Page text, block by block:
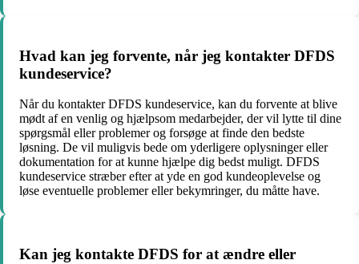
Hvad kan jeg forvente, når jeg kontakter DFDS
kundeservice?
Når du kontakter DFDS kundeservice, kan du forvente at blive
mødt af en venlig og hjælpsom medarbejder, der vil lytte til dine
spørgsmål eller problemer og forsøge at finde den bedste
løsning. De vil muligvis bede om yderligere oplysninger eller
dokumentation for at kunne hjælpe dig bedst muligt. DFDS
kundeservice stræber efter at yde en god kundeoplevelse og
løse eventuelle problemer eller bekymringer, du måtte have.
Kan jeg kontakte DFDS for at ændre eller